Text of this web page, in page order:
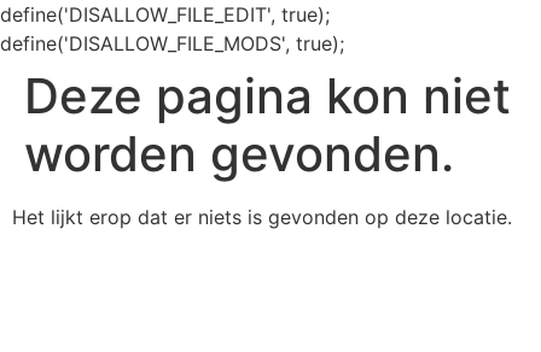
define('DISALLOW_FILE_EDIT', true);
define('DISALLOW_FILE_MODS', true);
Deze pagina kon niet
worden gevonden.
Het lijkt erop dat er niets is gevonden op deze locatie.